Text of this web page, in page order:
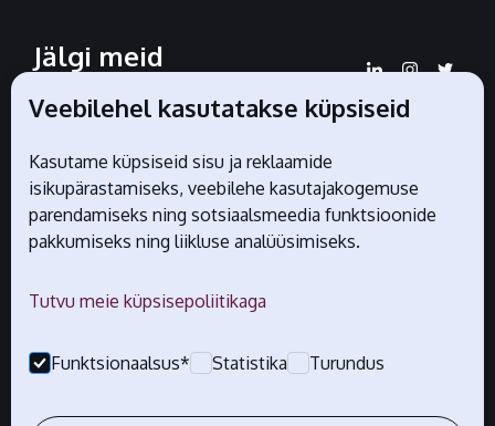
Jälgi meid
sotsiaalmeedias
Liidu ametlikud partnerid
Veebilehel kasutatakse küpsiseid
Kasutame küpsiseid sisu ja reklaamide
isikupärastamiseks, veebilehe kasutajakogemuse
parendamiseks ning sotsiaalsmeedia funktsioonide
pakkumiseks ning liikluse analüüsimiseks.
Tutvu meie küpsisepoliitikaga
Funktsionaalsus* Statistika Turundus